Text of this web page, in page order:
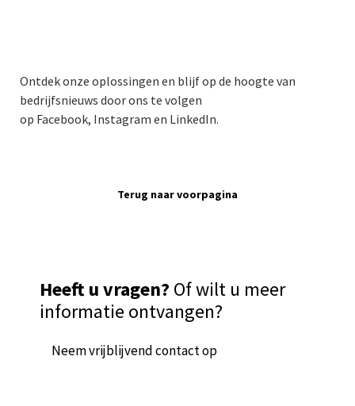
Ontdek onze oplossingen en blijf op de hoogte van
bedrijfsnieuws door ons te volgen
op Facebook, Instagram en LinkedIn.
Terug naar voorpagina
Heeft u vragen? Of wilt u meer
informatie ontvangen?
Neem vrijblijvend contact op